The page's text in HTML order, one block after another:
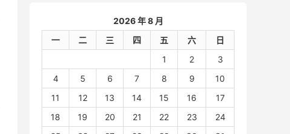
2026 年 8 月
一
二 三 四 五 六
日
1
2
3
4
5 6 7 8 9
10
11
12 13 14 15 16
17
18
19 20 21 22 23
24